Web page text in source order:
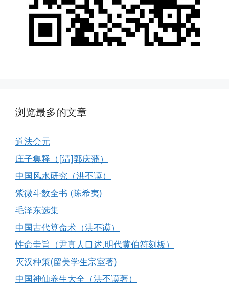
浏览最多的文章
道法会元
庄子集释（[清]郭庆藩）
中国风水研究（洪丕谟）
紫微斗数全书 (陈希夷)
毛泽东选集
中国古代算命术（洪丕谟）
性命圭旨（尹真人口述.明代黄伯符刻板）
灭汉种策(留美学生宗室著)
中国神仙养生大全（洪丕谟著）